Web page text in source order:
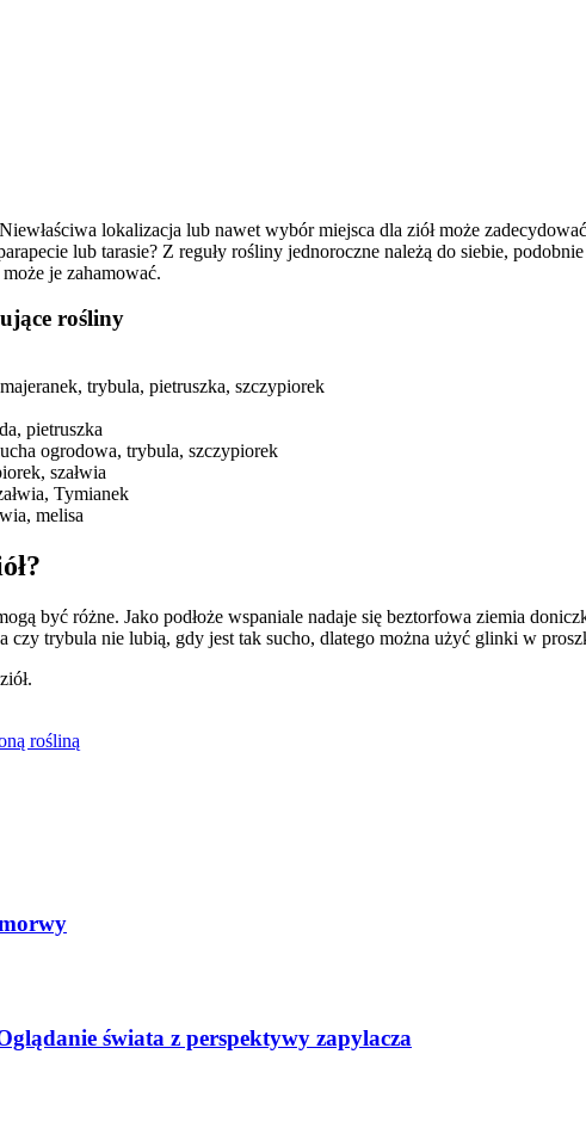
lokalizacja lub nawet wybór miejsca dla ziół może
lub tarasie? Z reguły rośliny jednoroczne należą do siebie,
je zahamować.
rośliny
trybula, pietruszka, szczypiorek
pietruszka
ogrodowa, trybula, szczypiorek
szałwia
Tymianek
melisa
być różne. Jako podłoże wspaniale nadaje się beztorfowa ziemia
czy trybula nie lubią, gdy jest tak sucho, dlatego można użyć glinki w
rośliną
świata z perspektywy zapylacza